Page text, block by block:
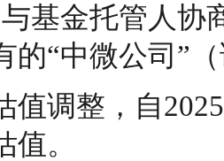
基金托管人协
的“中微公司”
值调整，自
值。